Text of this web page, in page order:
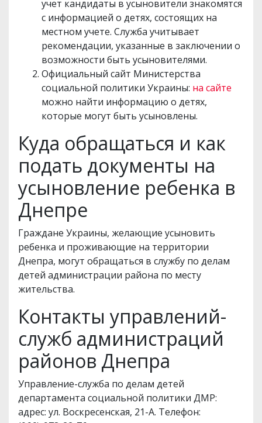
учет кандидаты в усыновители знакомятся
с информацией о детях, состоящих на
местном учете. Служба учитывает
рекомендации, указанные в заключении о
возможности быть усыновителями.
Официальный сайт Министерства
социальной политики Украины: на сайте
можно найти информацию о детях,
которые могут быть усыновлены.
Куда обращаться и как
подать документы на
усыновление ребенка в
Днепре
Граждане Украины, желающие усыновить
ребенка и проживающие на территории
Днепра, могут обращаться в службу по делам
детей администрации района по месту
жительства.
Контакты управлений-
служб администраций
районов Днепра
Управление-служба по делам детей
департамента социальной политики ДМР:
адрес: ул. Воскресенская, 21-А. Телефон: